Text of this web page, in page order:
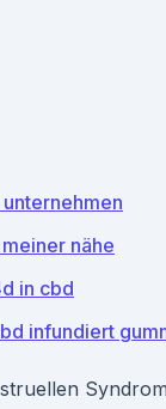
nähe
in cbd
infundiert